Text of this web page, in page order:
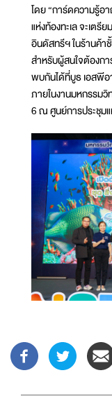
โดย “การ์ดความรู้
แห่งท้องทะเล จะเ
อินดัสทรีฯ ในร้านค้า
สำหรับผู้สนใจต้องก
พบกันได้ที่บูธ เอสพี
ภายในงานมหกรรมวิ
6 ณ ศูนย์การประชุม